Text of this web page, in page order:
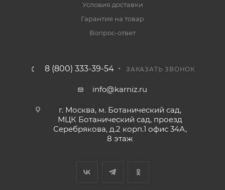
Условия доставки
Гарантия на товар
Вопрос-ответ
8 (800) 333-39-54 ЗАКАЗАТЬ ЗВОНОК
info@karniz.ru
г. Москва, м. Ботанический сад,
МЦК Ботанический сад, проезд
Серебрякова, д.2 корп.1 офис 34А,
8 этаж